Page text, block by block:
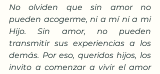
No olviden que sin amor no
pueden acogerme, ni a mí ni a mi
Hijo. Sin amor, no pueden
transmitir sus experiencias a los
demás. Por eso, queridos hijos, los
invito a comenzar a vivir el amor